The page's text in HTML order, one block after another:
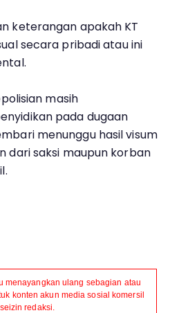
keterangan apakah KT
secara pribadi atau ini
masih
pada dugaan
menunggu hasil visum
dari saksi maupun korban
menayangkan ulang sebagian atau
konten akun media sosial komersil
redaksi.